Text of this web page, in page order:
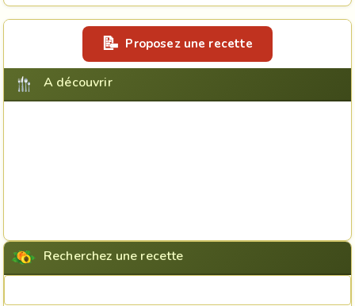
Proposez une recette
A découvrir
Recherchez une recette